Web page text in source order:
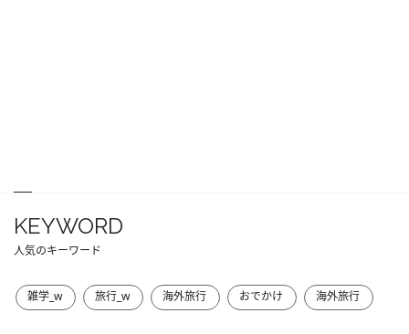
KEYWORD
人気のキーワード
雑学_w 旅行_w 海外旅行 おでかけ 海外旅行